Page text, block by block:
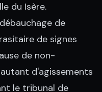
du Isère.
de
de signes
de non-
d'agissements
le tribunal de